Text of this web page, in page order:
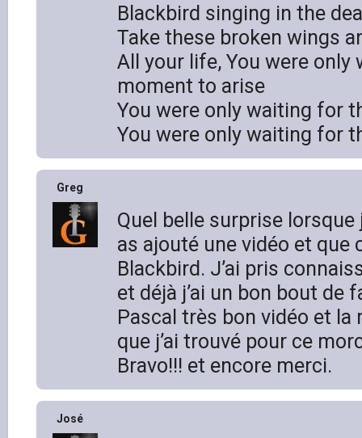
Blackbird singing in the
Take these broken wings
All your life, You were
moment to arise
You were only waiting for
You were only waiting for
Greg
Quel belle surprise lorsque
as ajouté une vidéo et que
Blackbird. J’ai pris
et déjà j’ai un bon bout de
Pascal très bon vidéo et la
que j’ai trouvé pour ce
Bravo!!! et encore merci.
José